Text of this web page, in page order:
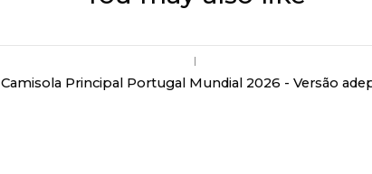
|
Camisola Principal Portugal Mundial 2026 - Versão